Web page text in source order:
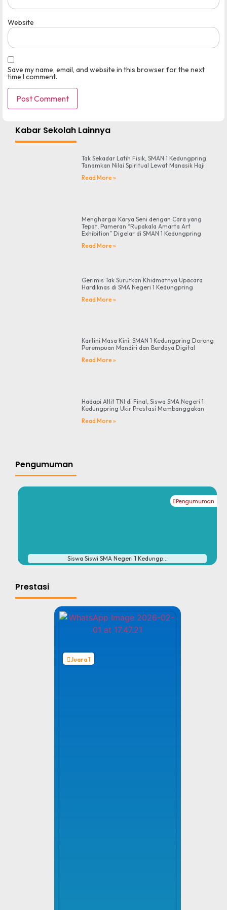
Website
Save my name, email, and website in this browser for the next
time I comment.
Kabar Sekolah Lainnya
Tak Sekadar Latih Fisik, SMAN 1 Kedungpring
Tanamkan Nilai Spiritual Lewat Manasik Haji
Read More »
Menghargai Karya Seni dengan Cara yang
Tepat, Pameran “Rupakala Amarta Art
Exhibition” Digelar di SMAN 1 Kedungpring
Read More »
Gerimis Tak Surutkan Khidmatnya Upacara
Hardiknas di SMA Negeri 1 Kedungpring
Read More »
Kartini Masa Kini: SMAN 1 Kedungpring Dorong
Perempuan Mandiri dan Berdaya Digital
Read More »
Hadapi Atlit TNI di Final, Siswa SMA Negeri 1
Kedungpring Ukir Prestasi Membanggakan
Read More »
Pengumuman
Pengumuman
Siswa Siswi SMA Negeri 1 Kedungp...
Prestasi
Juara 1